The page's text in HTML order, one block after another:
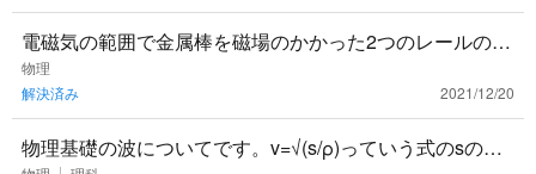
電磁気の範囲で金属棒を磁場のかかった2つのレールの上
に置いて電流を流す問題において、フレミングの左手の
使い方を教えていた
物理
解決済み
2021/12/20
物理基礎の波についてです。v=√(s/ρ)っていう式のsの弦